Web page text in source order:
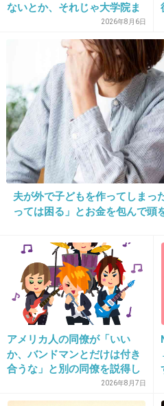
2017/01/07(土) 16:04:25
去年から言われてたよね
18. 匿名2017/01/07(土) 16:04:29
それくらいで絶望とかｗ
19. 匿名2017/01/07(土) 16:04:35
つらい
ないとか、それじゃ大学院ま
で学費払って自分の価値を上
げた人が馬鹿じゃないです
か」と捨て台詞を残し会社を
辞めてった
2026年8月6日
夫が外で子どもを作ってしまっ
っては困る」とお金を包んで頭
まで離婚に応じなかった親戚
れ本人幸せなの？」
アメリカ人の同僚が「いい
か、バンドマンとだけは付き
合うな」と別の同僚を説得し
ており、そこにフランス人と
イタリア人も参戦した結果こ
2026年8月7日